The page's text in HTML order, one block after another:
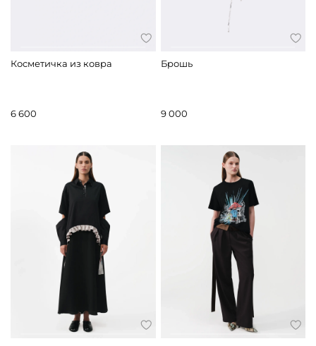
Косметичка из ковра
6 600
Брошь
9 000